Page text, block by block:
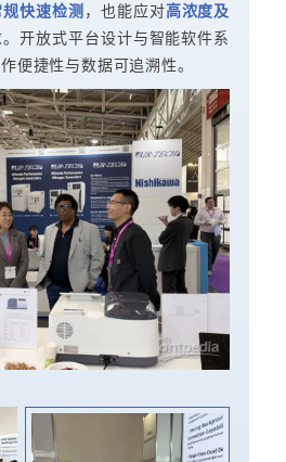
规快速检测 ，也能应对高浓度及
开放式平台设计与智能软件系
便捷性与数据可追溯性。